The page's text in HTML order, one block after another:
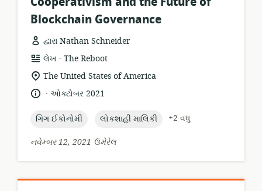
Blockchain Governance
દ્વારા Nathan Schneider
સંસાધન
બંધારણ:
લેખ .
પ્રકાશક:
The Reboot
સુસંગતતા
સ્થાન:
The United States of America
ભાષા:.
પ્રકાશન
ઓક્ટોબર 2021
topic:
ગિગ ઈકોનોમી topic:
લોકશાહી માલિકી
+2 વધુ
નવેમ્બર 12, 2021 ઉમેરેલ